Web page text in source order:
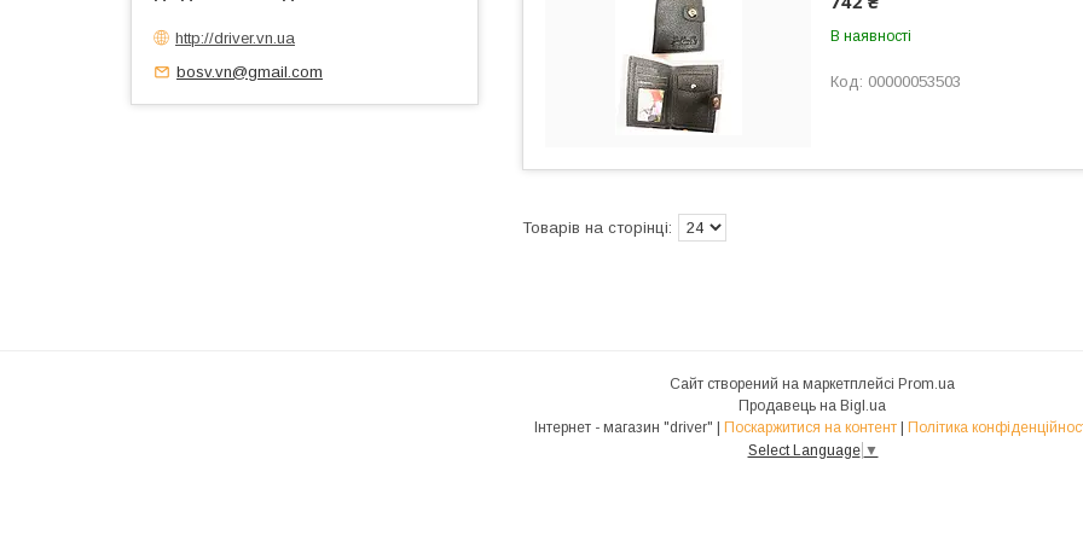
В наявності
00000053503
http://driver.vn.ua
bosv.vn@gmail.com
Сайт створений на маркетплейсі Prom.ua
Продавець на Bigl.ua
Поскаржитися на контент
Політика
Select Language ▼